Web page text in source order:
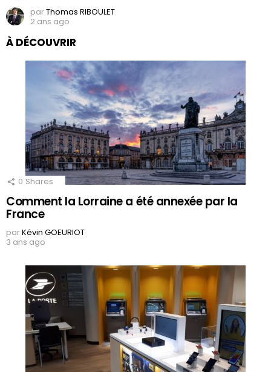
parThomas RIBOULET
2 ans ago
À DÉCOUVRIR
0 Shares
Comment la Lorraine a été annexée par la
France
parKévin GOEURIOT
3 ans ago